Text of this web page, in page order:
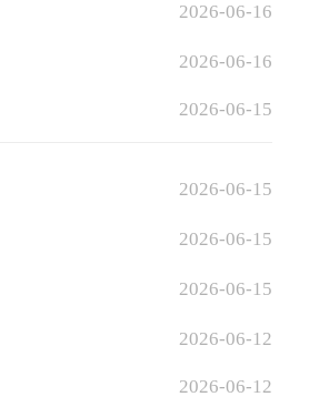
2026-06-16
2026-06-16
2026-06-15
2026-06-15
2026-06-15
2026-06-15
2026-06-12
2026-06-12